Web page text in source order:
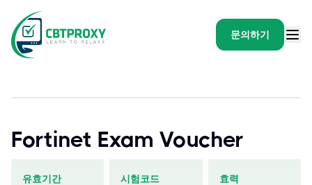
문의하기
Fortinet Exam Voucher
유효기간
시험코드
효력